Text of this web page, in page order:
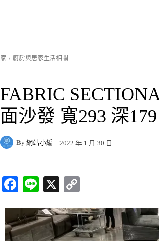
家 廚房與居家生活相關
FABRIC
面沙發 寬293 深
By 網站小編 2022 年 1 月 30 日
Fa
bo
ok
Li
X
y
Li